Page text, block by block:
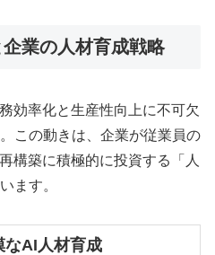
業の人材育成戦略
効率化と生産性向上に不可欠
この動きは、企業が従業員の
構築に積極的に投資する「人
ます。
なAI人材育成